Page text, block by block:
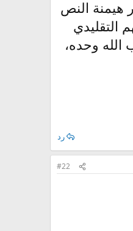
هيمنة النص
التقليدي
الله وحده،
رد
#22